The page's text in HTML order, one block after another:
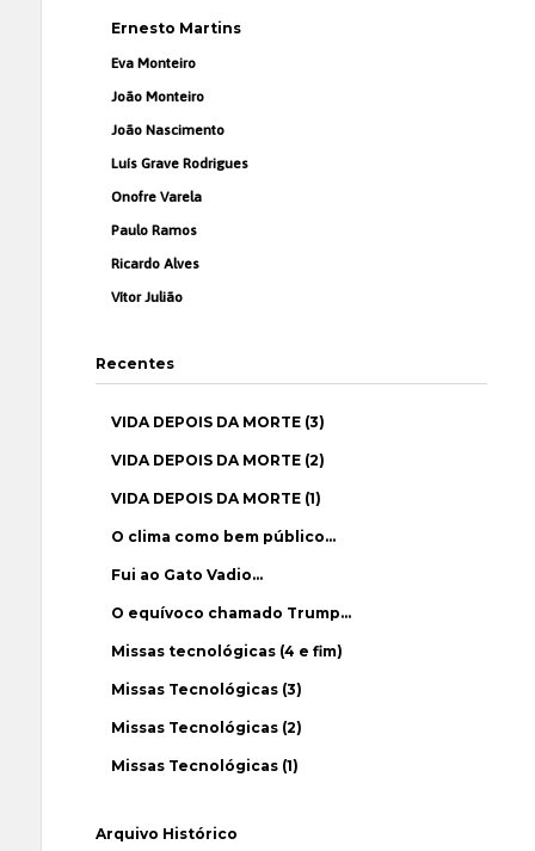
Ernesto Martins
Eva Monteiro
João Monteiro
João Nascimento
Luís Grave Rodrigues
Onofre Varela
Paulo Ramos
Ricardo Alves
Vítor Julião
Recentes
VIDA DEPOIS DA MORTE (3)
VIDA DEPOIS DA MORTE (2)
VIDA DEPOIS DA MORTE (1)
O clima como bem público…
Fui ao Gato Vadio…
O equívoco chamado Trump…
Missas tecnológicas (4 e fim)
Missas Tecnológicas (3)
Missas Tecnológicas (2)
Missas Tecnológicas (1)
Arquivo Histórico